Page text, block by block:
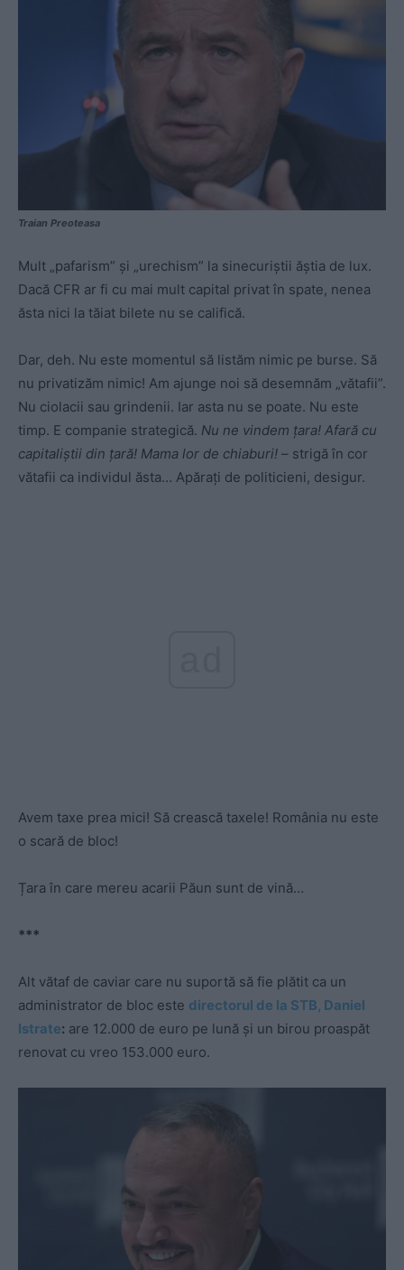
Traian Preoteasa
Mult „pafarism” și „urechism” la sinecuriștii ăștia de lux.
Dacă CFR ar fi cu mai mult capital privat în spate, nenea
ăsta nici la tăiat bilete nu se califică.
Dar, deh. Nu este momentul să listăm nimic pe burse. Să
nu privatizăm nimic! Am ajunge noi să desemnăm „vătafii”.
Nu ciolacii sau grindenii. Iar asta nu se poate. Nu este
timp. E companie strategică. Nu ne vindem țara! Afară cu
capitaliștii din țară! Mama lor de chiaburi! – strigă în cor
vătafii ca individul ăsta… Apărați de politicieni, desigur.
Avem taxe prea mici! Să crească taxele! România nu este
o scară de bloc!
Țara în care mereu acarii Păun sunt de vină…
***
Alt vătaf de caviar care nu suportă să fie plătit ca un
administrator de bloc este directorul de la STB, Daniel
Istrate: are 12.000 de euro pe lună și un birou proaspăt
renovat cu vreo 153.000 euro.